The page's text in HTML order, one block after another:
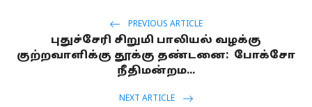
PREVIOUS ARTICLE
புதுச்சேரி சிறுமி பாலியல் வழக்கு
குற்றவாளிக்கு தூக்கு தண்டனை: போக்சோ
நீதிமன்றம...
NEXT ARTICLE